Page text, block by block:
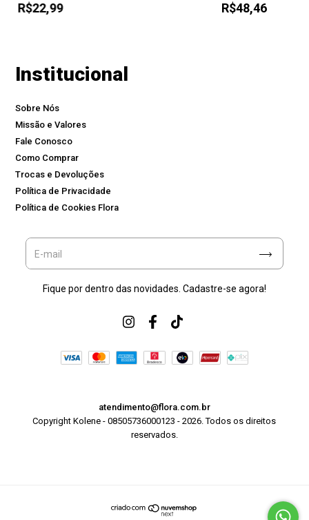
R$22,99 R$48,46
Institucional
Sobre Nós
Missão e Valores
Fale Conosco
Como Comprar
Trocas e Devoluções
Política de Privacidade
Política de Cookies Flora
atendimento@flora.com.br
Copyright Kolene - 08505736000123 - 2026. Todos os direitos
reservados.
Fique por dentro das novidades. Cadastre-se agora!